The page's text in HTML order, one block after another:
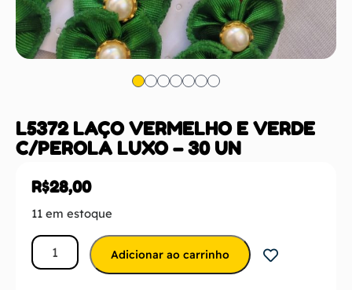
L5372 LAÇO VERMELHO E VERDE
C/PEROLA LUXO – 30 UN
R$28,00
11 em estoque
Adicionar ao carrinho